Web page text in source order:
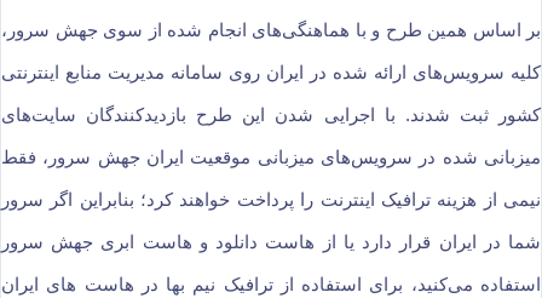
بر اساس همین طرح و با هماهنگی‌های انجام شده از سوی جهش سرور،
کلیه سرویس‌های ارائه شده در ایران روی سامانه مدیریت منابع اینترنتی
کشور ثبت شدند. با اجرایی شدن این طرح بازدیدکنندگان سایت‌های
میزبانی شده در سرویس‌های میزبانی موقعیت ایران جهش سرور، فقط
نیمی از هزینه ترافیک اینترنت را پرداخت خواهند کرد؛ بنابراین اگر سرور
شما در ایران قرار دارد یا از هاست دانلود و هاست ابری جهش سرور
استفاده می‌کنید، برای استفاده از ترافیک نیم بها در هاست های ایران